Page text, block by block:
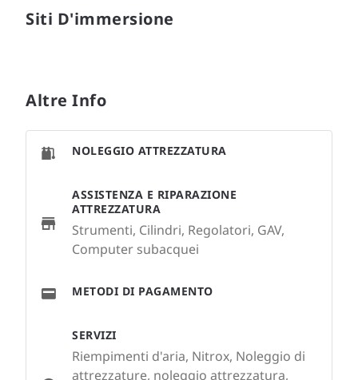
Siti D'immersione
Altre Info
SERVIZI
Riempimenti d'aria, Nitrox, Noleggio di
attrezzature, noleggio attrezzatura,
NOLEGGIO ATTREZZATURA
ASSISTENZA E RIPARAZIONE
ATTREZZATURA
Strumenti, Cilindri, Regolatori, GAV,
Computer subacquei
METODI DI PAGAMENTO